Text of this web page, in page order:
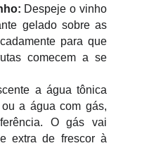
Despeje o vinho
gelado sobre as
para que
comecem a se
a água tônica
a água com gás,
O gás vai
extra de frescor à